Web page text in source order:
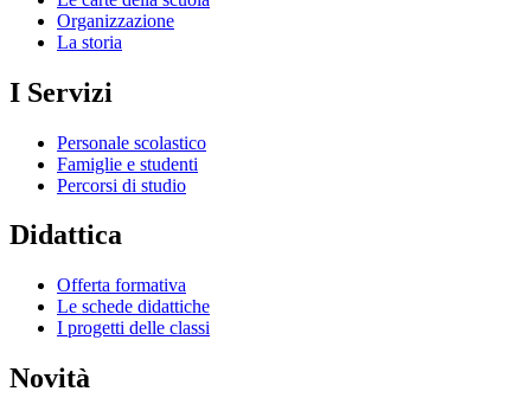
Organizzazione
La storia
I Servizi
Personale scolastico
Famiglie e studenti
Percorsi di studio
Didattica
Offerta formativa
Le schede didattiche
I progetti delle classi
Novità